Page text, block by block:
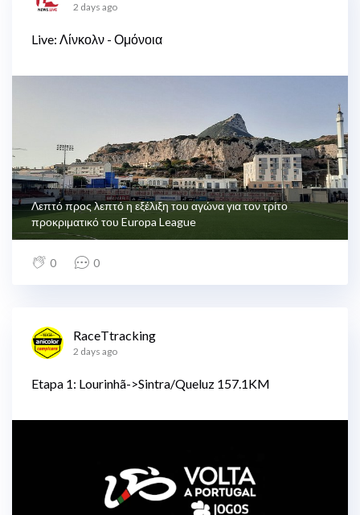
2 days ago
Live: Λίνκολν - Ομόνοια
Λεπτό προς λεπτό η εξέλιξη του αγώνα για τον τρίτο
προκριματικό του Europa League
0 0
RaceTtracking
2 days ago
Etapa 1: Lourinhã->Sintra/Queluz 157.1KM